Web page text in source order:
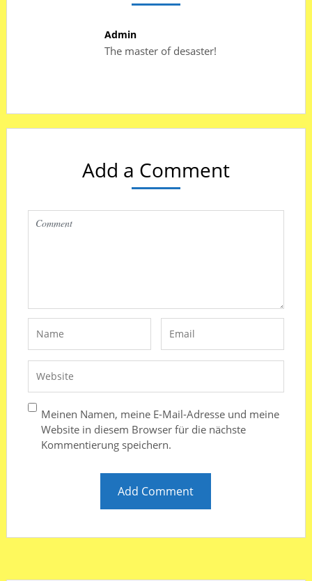
Admin
The master of desaster!
Add a Comment
Meinen Namen, meine E-Mail-Adresse und meine
Website in diesem Browser für die nächste
Kommentierung speichern.